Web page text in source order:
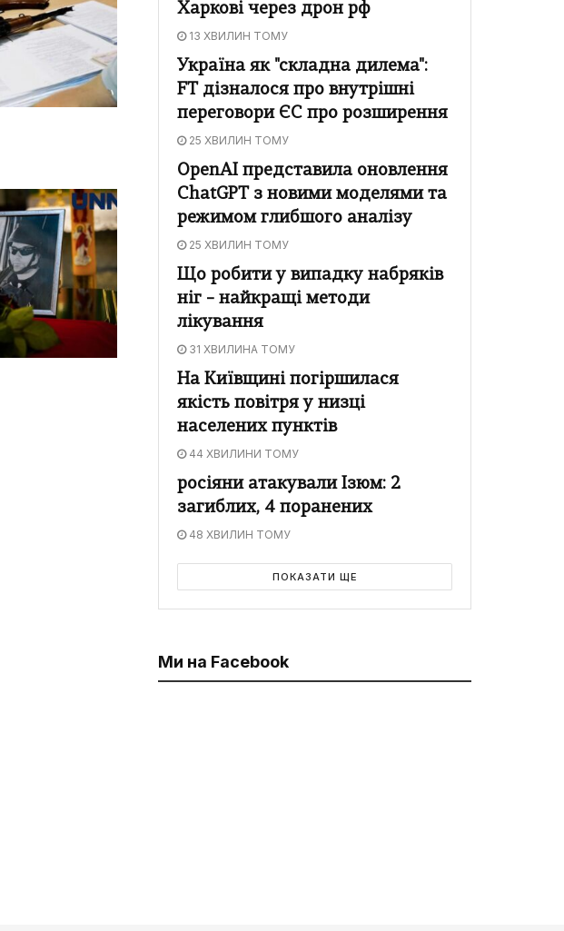
Харкові через дрон рф
13 ХВИЛИН ТОМУ
Україна як "складна дилема":
FT дізналося про внутрішні
переговори ЄС про розширення
25 ХВИЛИН ТОМУ
OpenAI представила оновлення
ChatGPT з новими моделями та
режимом глибшого аналізу
25 ХВИЛИН ТОМУ
Що робити у випадку набряків
ніг – найкращі методи
лікування
31 ХВИЛИНА ТОМУ
На Київщині погіршилася
якість повітря у низці
населених пунктів
44 ХВИЛИНИ ТОМУ
росіяни атакували Ізюм: 2
загиблих, 4 поранених
48 ХВИЛИН ТОМУ
ПОКАЗАТИ ЩЕ
Ми на Facebook